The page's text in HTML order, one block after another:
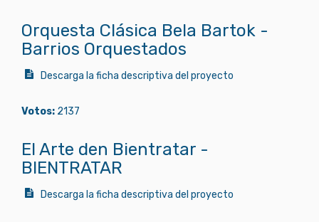
Orquesta Clásica Bela Bartok -
Barrios Orquestados
Descarga la ficha descriptiva del proyecto
Votos: 2137
El Arte den Bientratar -
BIENTRATAR
Descarga la ficha descriptiva del proyecto